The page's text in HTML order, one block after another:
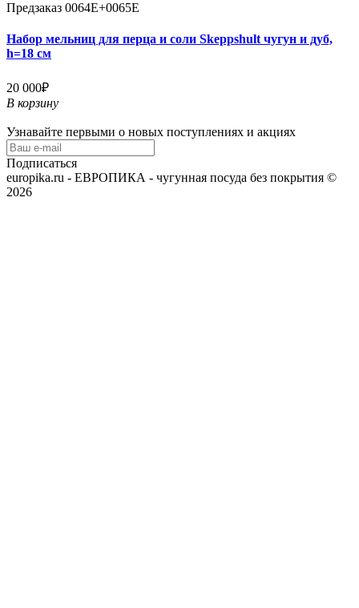
Предзаказ 0064E+0065E
Набор мельниц для перца и соли Skeppshult чугун и дуб,
h=18 см
20 000₽
В корзину
Узнавайте первыми о новых поступлениях и акциях
Подписаться
europika.ru - ЕВРОПИКА - чугунная посуда без покрытия ©
2026